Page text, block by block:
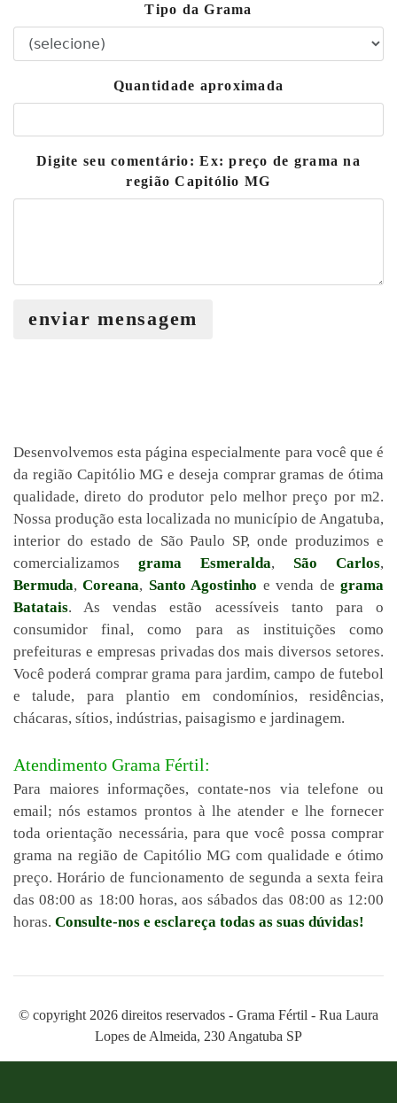
Tipo da Grama
Quantidade aproximada
Digite seu comentário: Ex: preço de grama na
região Capitólio MG
enviar mensagem
Desenvolvemos esta página especialmente para você que é
da região Capitólio MG e deseja comprar gramas de ótima
qualidade, direto do produtor pelo melhor preço por m2.
Nossa produção esta localizada no município de Angatuba,
interior do estado de São Paulo SP, onde produzimos e
comercializamos grama Esmeralda, São Carlos,
Bermuda,Coreana, Santo Agostinho e venda degrama
Batatais. As vendas estão acessíveis tanto para o
consumidor final, como para as instituições como
prefeituras e empresas privadas dos mais diversos setores.
Você poderá comprar grama para jardim, campo de futebol
e talude, para plantio em condomínios, residências,
chácaras, sítios, indústrias, paisagismo e jardinagem.
Atendimento Grama Fértil:
Para maiores informações, contate-nos via telefone ou
email; nós estamos prontos à lhe atender e lhe fornecer
toda orientação necessária, para que você possa comprar
grama na região de Capitólio MG com qualidade e ótimo
preço. Horário de funcionamento de segunda a sexta feira
das 08:00 as 18:00 horas, aos sábados das 08:00 as 12:00
horas. Consulte-nos e esclareça todas as suas dúvidas!
© copyright 2026 direitos reservados - Grama Fértil - Rua Laura
Lopes de Almeida, 230 Angatuba SP